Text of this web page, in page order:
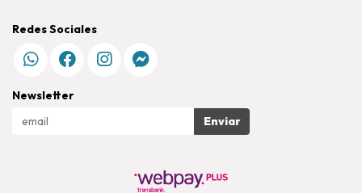
Redes Sociales
Newsletter
Enviar